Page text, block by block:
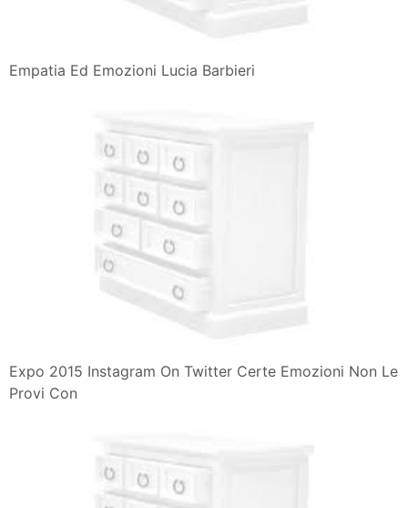
Empatia Ed Emozioni Lucia Barbieri
Expo 2015 Instagram On Twitter Certe Emozioni Non Le
Provi Con